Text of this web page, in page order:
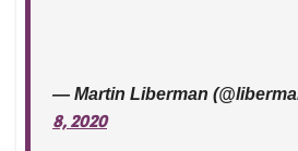
— Martin Liberman
8, 2020